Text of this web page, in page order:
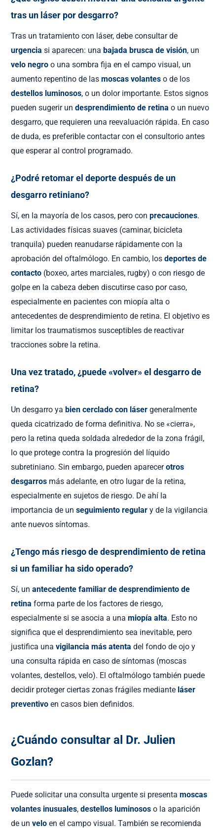
tras un láser por desgarro?
Tras un tratamiento con láser, debe consultar de
urgencia si aparecen: una bajada brusca de visión, un
velo negro o una sombra fija en el campo visual, un
aumento repentino de lasmoscas volantes o de los
destellos luminosos, o un dolor importante. Estos signos
pueden sugerir undesprendimiento de retina o un nuevo
desgarro, que requieren una reevaluación rápida. En caso
de duda, es preferible contactar con el consultorio antes
que esperar al control programado.
¿Podré retomar el deporte después de un
desgarro retiniano?
Sí, en la mayoría de los casos, pero conprecauciones.
Las actividades físicas suaves (caminar, bicicleta
tranquila) pueden reanudarse rápidamente con la
aprobación del oftalmólogo. En cambio, losdeportes de
contacto (boxeo, artes marciales, rugby) o con riesgo de
golpe en la cabeza deben discutirse caso por caso,
especialmente en pacientes con miopía alta o
antecedentes de desprendimiento de retina. El objetivo es
limitar los traumatismos susceptibles de reactivar
tracciones sobre la retina.
Una vez tratado, ¿puede «volver» el desgarro de
retina?
Un desgarro ya bien cerclado con láser generalmente
queda cicatrizado de forma definitiva. No se «cierra»,
pero la retina queda soldada alrededor de la zona frágil,
lo que protege contra la progresión del líquido
subretiniano. Sin embargo, pueden aparecerotros
desgarros más adelante, en otro lugar de la retina,
especialmente en sujetos de riesgo. De ahí la
importancia de unseguimiento regular y de la vigilancia
ante nuevos síntomas.
¿Tengo más riesgo de desprendimiento de retina
si un familiar ha sido operado?
Sí, unantecedente familiar de desprendimiento de
retina forma parte de los factores de riesgo,
especialmente si se asocia a unamiopía alta. Esto no
significa que el desprendimiento sea inevitable, pero
justifica unavigilancia más atenta del fondo de ojo y
una consulta rápida en caso de síntomas (moscas
volantes, destellos, velo). El oftalmólogo también puede
decidir proteger ciertas zonas frágiles mediante láser
preventivo en casos bien definidos.
¿Cuándo consultar al Dr. Julien
Gozlan?
Puede solicitar una consulta urgente si presentamoscas
volantes inusuales,destellos luminosos o la aparición
de unvelo en el campo visual. También se recomienda